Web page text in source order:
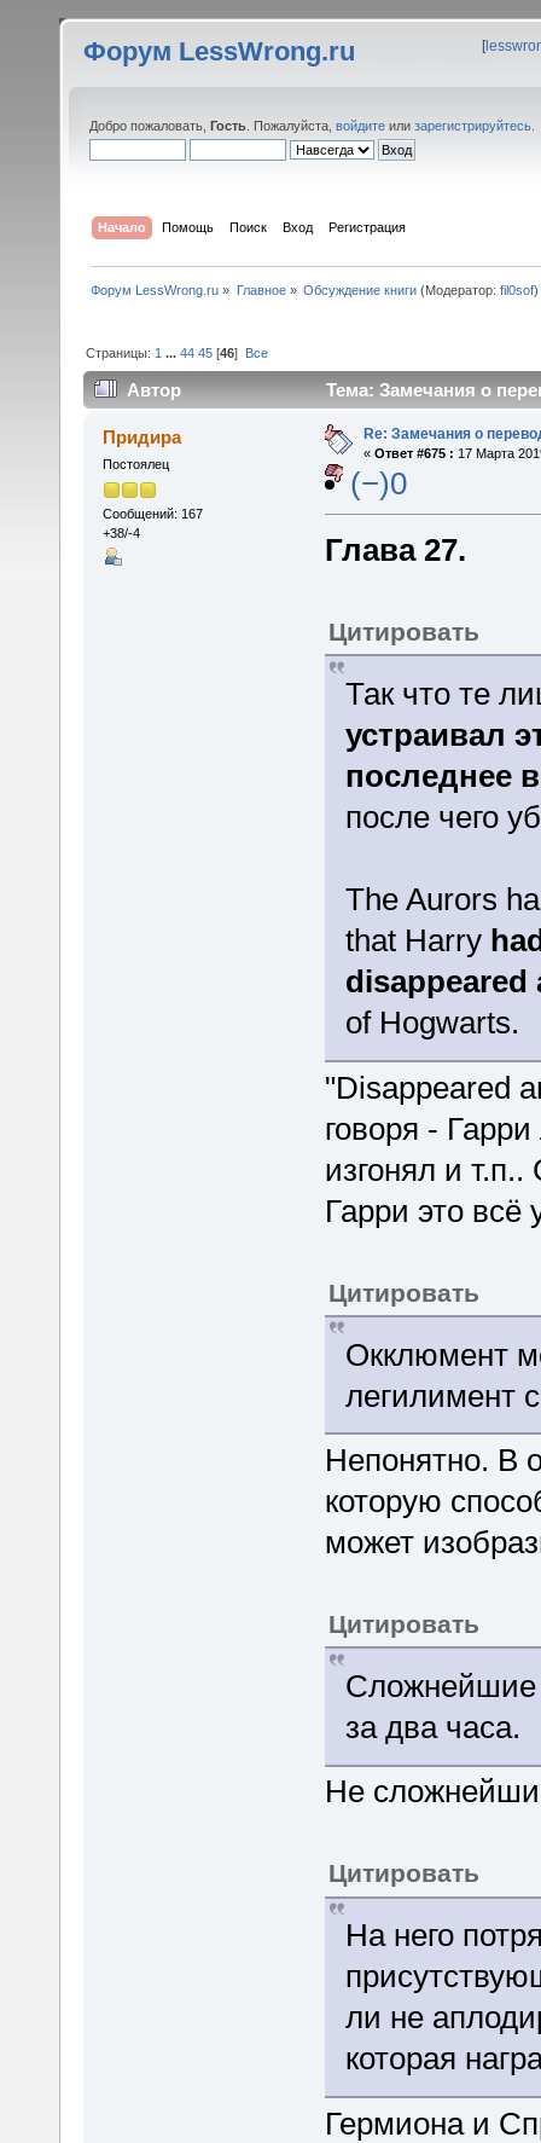
Форум LessWrong.ru [
Добро пожаловать, Гость . Пожалуйста, войдите или зарегистрируйтесь
Начало Помощь Поиск Вход Регистрация
Форум LessWrong.ru » Главное» Обсуждение книги(Модератор: fil0sof)
Страницы: 1 ...44 45 [46] Все
Автор Тема: Замечания о
Придира
Постоялец
Сообщений: 167
+38/-4
Re: Замечания о
« Ответ #675 : 17 Марта
(−)0
Глава 27.
Цитировать
Так что те
устраивал
последнее
после чего
The Aurors
that Harry
disappeared
of Hogwarts.
"Disappeared
говоря -
изгонял и
Гарри это всё
Цитировать
Окклюмент
легилимент
Непонятно. В
которую
может
Цитировать
Сложнейшие
за два часа.
Не
Цитировать
На него
ли не
которая
Гермиона и